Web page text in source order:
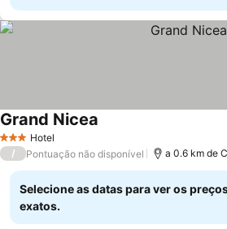
3 EstrelasHotel
Grand Nicea
/ Pontuação não disponível a 0.6 km de
Selecione as datas para ver os
exatos.